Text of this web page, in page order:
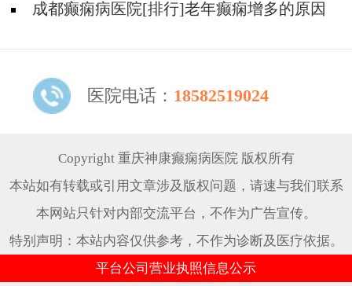
成都癫痫病医院[排行]老年癫痫增多的原因
医院电话： 18582519024
Copyright 重庆神康癫痫病医院 版权所有
本站如有转载或引用文章涉及版权问题，请速与我们联系
本网站只针对内部交流平台，不作为广告宣传。
特别声明：本站内容仅供参考，不作为诊断及医疗依据。
平台公司营业执照信息公示